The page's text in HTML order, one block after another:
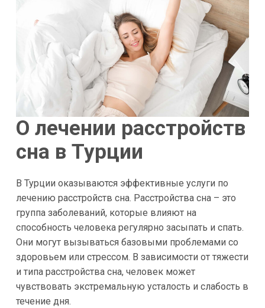
О лечении расстройств
сна в Турции
В Турции оказываются эффективные услуги по
лечению расстройств сна. Расстройства сна – это
группа заболеваний, которые влияют на
способность человека регулярно засыпать и спать.
Они могут вызываться базовыми проблемами со
здоровьем или стрессом. В зависимости от тяжести
и типа расстройства сна, человек может
чувствовать экстремальную усталость и слабость в
течение дня.